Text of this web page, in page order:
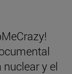
nuclear y el